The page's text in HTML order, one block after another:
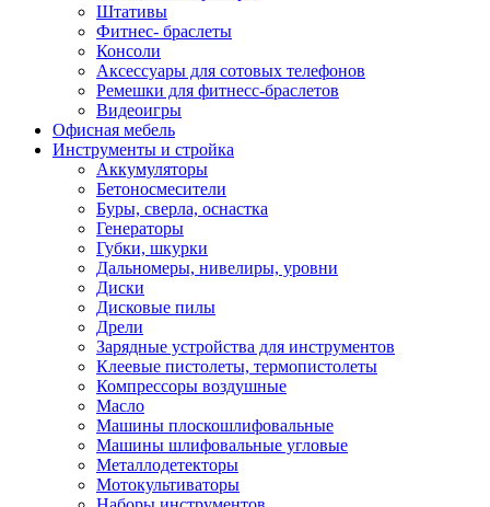
Штативы
Фитнес- браслеты
Консоли
Аксессуары для сотовых телефонов
Ремешки для фитнесс-браслетов
Видеоигры
Офисная мебель
Инструменты и стройка
Аккумуляторы
Бетоносмесители
Буры, сверла, оснастка
Генераторы
Губки, шкурки
Дальномеры, нивелиры, уровни
Диски
Дисковые пилы
Дрели
Зарядные устройства для инструментов
Клеевые пистолеты, термопистолеты
Компрессоры воздушные
Масло
Машины плоскошлифовальные
Машины шлифовальные угловые
Металлодетекторы
Мотокультиваторы